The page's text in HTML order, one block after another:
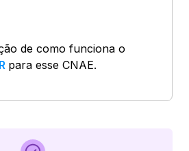
de como funciona o
para esse CNAE.